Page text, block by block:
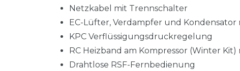
Netzkabel mit Trennschalter
EC-Lüfter, Verdampfer und
KPC Verflüssigungsdruckregelung
RC Heizband am Kompressor (Winter
Drahtlose RSF-Fernbedienung